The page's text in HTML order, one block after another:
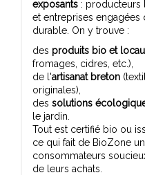
exposants : producteurs
et entreprises
durable. On y trouve :
des produits bio et
fromages, cidres, etc.),
de l'artisanat breton
originales),
des solutions
le jardin.
Tout est certifié bio ou
ce qui fait de BioZone
consommateurs
de leurs achats.